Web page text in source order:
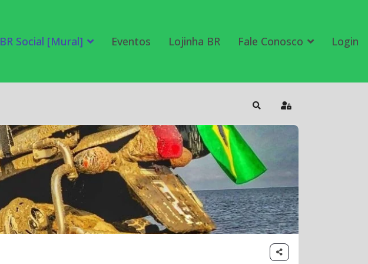
BR Social [Mural] Eventos Lojinha BR Fale Conosco Login
Search Sign In